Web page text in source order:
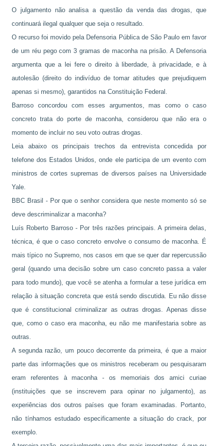
O julgamento não analisa a questão da venda das drogas, que
continuará ilegal qualquer que seja o resultado.
O recurso foi movido pela Defensoria Pública de São Paulo em favor
de um réu pego com 3 gramas de maconha na prisão. A Defensoria
argumenta que a lei fere o direito à liberdade, à privacidade, e à
autolesão (direito do indivíduo de tomar atitudes que prejudiquem
apenas si mesmo), garantidos na Constituição Federal.
Barroso concordou com esses argumentos, mas como o caso
concreto trata do porte de maconha, considerou que não era o
momento de incluir no seu voto outras drogas.
Leia abaixo os principais trechos da entrevista concedida por
telefone dos Estados Unidos, onde ele participa de um evento com
ministros de cortes supremas de diversos países na Universidade
Yale.
BBC Brasil - Por que o senhor considera que neste momento só se
deve descriminalizar a maconha?
Luís Roberto Barroso - Por três razões principais. A primeira delas,
técnica, é que o caso concreto envolve o consumo de maconha. É
mais típico no Supremo, nos casos em que se quer dar repercussão
geral (quando uma decisão sobre um caso concreto passa a valer
para todo mundo), que você se atenha a formular a tese jurídica em
relação à situação concreta que está sendo discutida. Eu não disse
que é constitucional criminalizar as outras drogas. Apenas disse
que, como o caso era maconha, eu não me manifestaria sobre as
outras.
A segunda razão, um pouco decorrente da primeira, é que a maior
parte das informações que os ministros receberam ou pesquisaram
eram referentes à maconha - os memoriais dos amici curiae
(instituições que se inscrevem para opinar no julgamento), as
experiências dos outros países que foram examinadas. Portanto,
não tínhamos estudado especificamente a situação do crack, por
exemplo.